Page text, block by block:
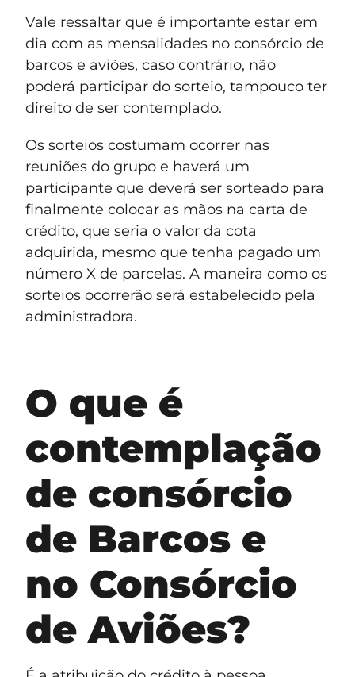
Vale ressaltar que é importante estar em
dia com as mensalidades no consórcio de
barcos e aviões, caso contrário, não
poderá participar do sorteio, tampouco ter
direito de ser contemplado.
Os sorteios costumam ocorrer nas
reuniões do grupo e haverá um
participante que deverá ser sorteado para
finalmente colocar as mãos na carta de
crédito, que seria o valor da cota
adquirida, mesmo que tenha pagado um
número X de parcelas. A maneira como os
sorteios ocorrerão será estabelecido pela
administradora.
O que é
contemplação
de consórcio
de Barcos e
no Consórcio
de Aviões?